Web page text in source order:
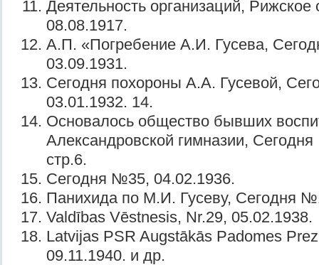
Деятельность организаций,
08.08.1917.
А.П. «Погребение А.И. Гусева,
03.09.1931.
Сегодня похороны А.А. Гусевой,
03.01.1932. 14.
Основалось общество бывших
Александровской гимназии,
стр.6.
Сегодня №35, 04.02.1936.
Панихида по М.И. Гусеву, Сегодня
Valdības Vēstnesis, Nr.29, 05.02.1938.
Latvijas PSR Augstākās Padomes
09.11.1940. и др.